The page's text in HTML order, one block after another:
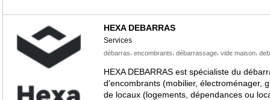
HEXA DEBARRAS
Services
débarras encombrants débarrassage, vide maison,
HEXA DEBARRAS est spécialiste du
d'encombrants (mobilier, électroménager,
de locaux (logements, dépendances ou